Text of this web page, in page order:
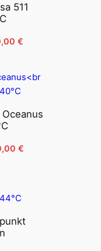
511
€Prijsklasse:
14.810,00 €
€